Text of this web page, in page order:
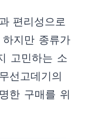
편리성으로
지만 종류가
고민하는 소
선고데기의
한 구매를 위